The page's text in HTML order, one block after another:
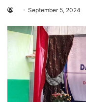
September 5, 2024